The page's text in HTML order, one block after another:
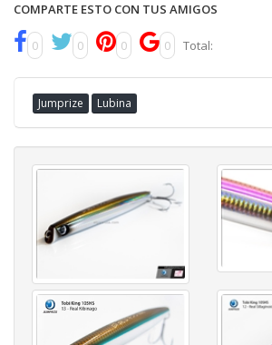
COMPARTE ESTO CON TUS AMIGOS
0 0 0 0 Total:
Jumprize Lubina